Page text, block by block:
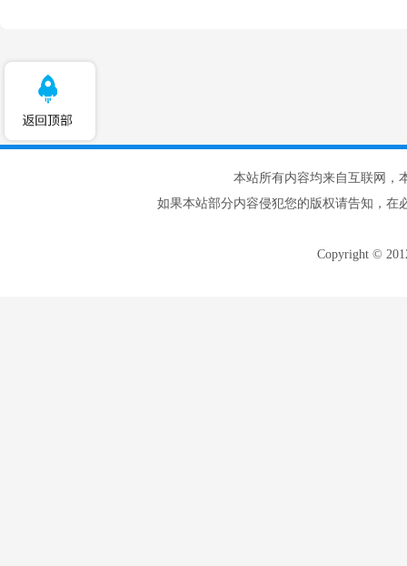
本站所有内容均来自互联网，
如果本站部分内容侵犯您的版权请告知，在
Copyright ©